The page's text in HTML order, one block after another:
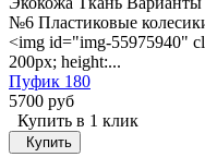
№6 Пластиковые
<img id="img-55975940"
200px; height:...
Пуфик 180
5700 руб
Купить в 1 клик
Купить